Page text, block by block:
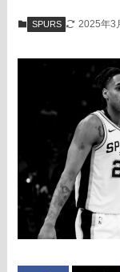
SPURS 2025年3